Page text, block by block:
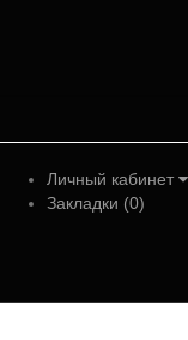
Личный кабинет
Закладки (0)